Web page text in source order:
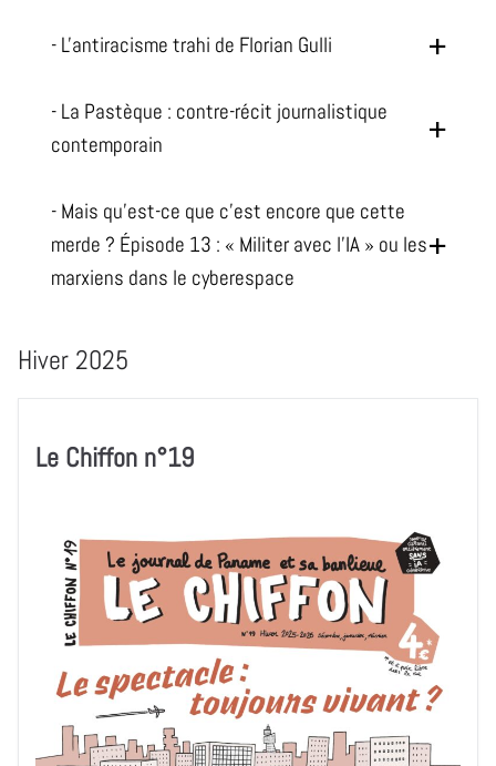
- L'antiracisme trahi de Florian Gulli
- La Pastèque : contre-récit journalistique
contemporain
- Mais qu’est-ce que c’est encore que cette
merde ? Épisode 13 : « Militer avec l’IA » ou les
marxiens dans le cyberespace
Hiver 2025
Le Chiffon n°19